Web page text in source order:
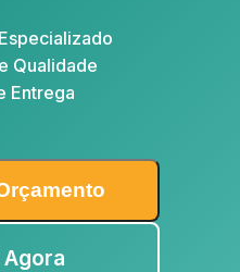
Qualidade
Entrega